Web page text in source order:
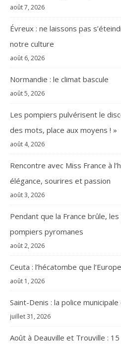
août 7, 2026
Évreux : ne laissons pas
notre culture
août 6, 2026
Normandie : le climat bascule
août 5, 2026
Les pompiers pulvérisent le
des mots, place aux moyens ! »
août 4, 2026
Rencontre avec Miss France à
élégance, sourires et passion
août 3, 2026
Pendant que la France brûle,
pompiers pyromanes
août 2, 2026
Ceuta : l’hécatombe que
août 1, 2026
Saint-Denis : la police
juillet 31, 2026
Août à Deauville et Trouville :